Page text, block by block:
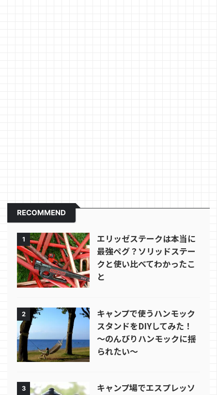
RECOMMEND
1
エリッゼステークは本当に
最強ペグ？ソリッドステー
クと使い比べてわかったこ
と
2
キャンプで使うハンモック
スタンドをDIYしてみた！
～のんびりハンモックに揺
られたい～
3
キャンプ場でエスプレッソ